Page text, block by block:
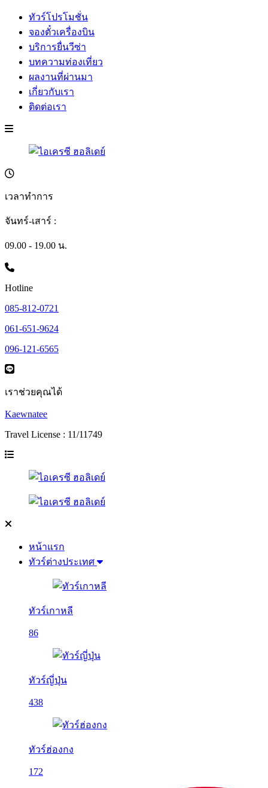
ทัวร์โปรโมชั่น
จองตั๋วเครื่องบิน
บริการยื่นวีซ่า
บทความท่องเที่ยว
ผลงานที่ผ่านมา
เกี่ยวกับเรา
ติดต่อเรา
เวลาทำการ
จันทร์-เสาร์ :
09.00 - 19.00 น.
Hotline
085-812-0721
061-651-9624
096-121-6565
เราช่วยคุณได้
Kaewnatee
Travel License : 11/11749
หน้าแรก
ทัวร์ต่างประเทศ
ทัวร์เกาหลี
86
ทัวร์ญี่ปุ่น
438
ทัวร์ฮ่องกง
172